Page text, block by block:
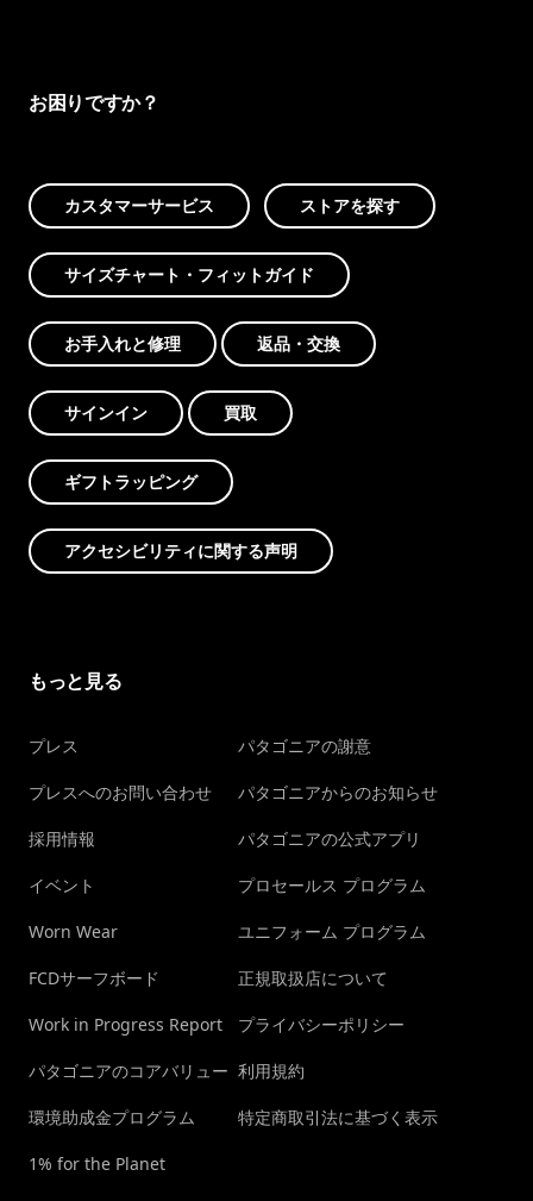
お困りですか？
カスタマーサービス ストアを探す
サイズチャート・フィットガイド
お手入れと修理 返品・交換
サインイン 買取
ギフトラッピング
アクセシビリティに関する声明
もっと見る
プレス
プレスへのお問い合わせ
採用情報
イベント
Worn Wear
FCDサーフボード
Work in Progress Report
パタゴニアのコアバリュー
環境助成金プログラム
1% for the Planet
パタゴニアの謝意
パタゴニアからのお知らせ
パタゴニアの公式アプリ
プロセールス プログラム
ユニフォーム プログラム
正規取扱店について
プライバシーポリシー
利用規約
特定商取引法に基づく表示